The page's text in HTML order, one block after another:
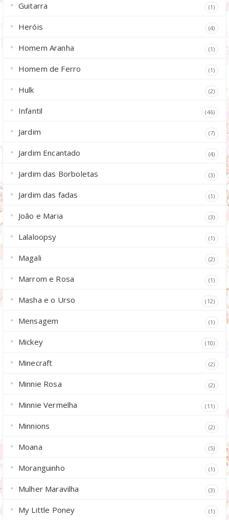
Guitarra (1)
Heróis (4)
Homem Aranha (1)
Homem de Ferro (1)
Hulk (2)
Infantil (46)
Jardim (7)
Jardim Encantado (4)
Jardim das Borboletas (3)
Jardim das fadas (1)
João e Maria (3)
Lalaloopsy (1)
Magali (2)
Marrom e Rosa (1)
Masha e o Urso (12)
Mensagem (1)
Mickey (10)
Minecraft (2)
Minnie Rosa (2)
Minnie Vermelha (11)
Minnions (2)
Moana (5)
Moranguinho (1)
Mulher Maravilha (3)
My Little Poney (1)